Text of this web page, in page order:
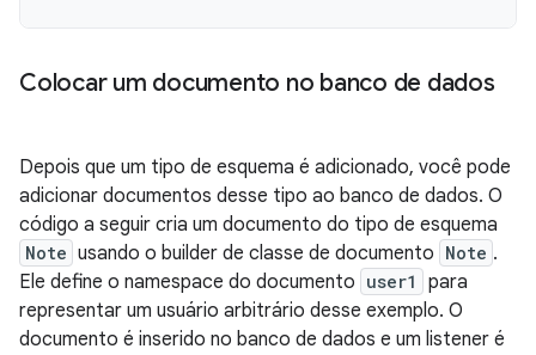
Colocar um documento no banco de dados
Depois que um tipo de esquema é adicionado, você pode
adicionar documentos desse tipo ao banco de dados. O
código a seguir cria um documento do tipo de esquema
Note usando o builder de classe de documento Note .
Ele define o namespace do documento user1
para
representar um usuário arbitrário desse exemplo. O
documento é inserido no banco de dados e um listener é